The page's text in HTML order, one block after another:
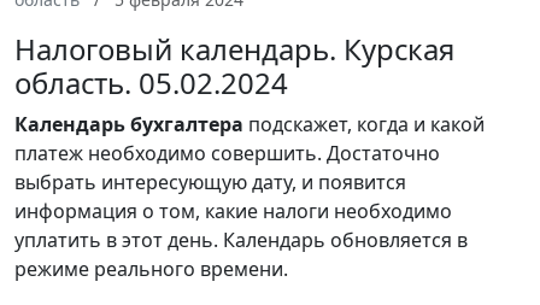
Налоговый календарь. Курская
область. 05.02.2024
Календарьбухгалтера подскажет, когда и какой
платеж необходимо совершить. Достаточно
выбрать интересующую дату, и появится
информация о том, какие налоги необходимо
уплатить в этот день. Календарь обновляется в
режиме реального времени.